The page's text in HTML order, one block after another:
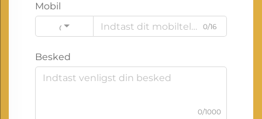
Mobil
Code
0/16
Besked
0/1000